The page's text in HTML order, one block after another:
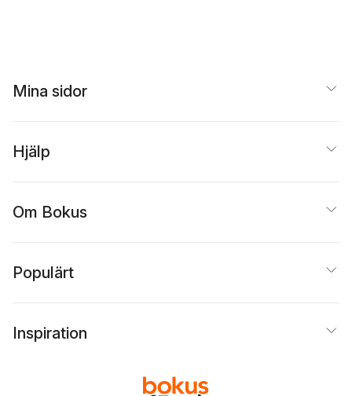
Mina sidor
Hjälp
Om Bokus
Populärt
Inspiration